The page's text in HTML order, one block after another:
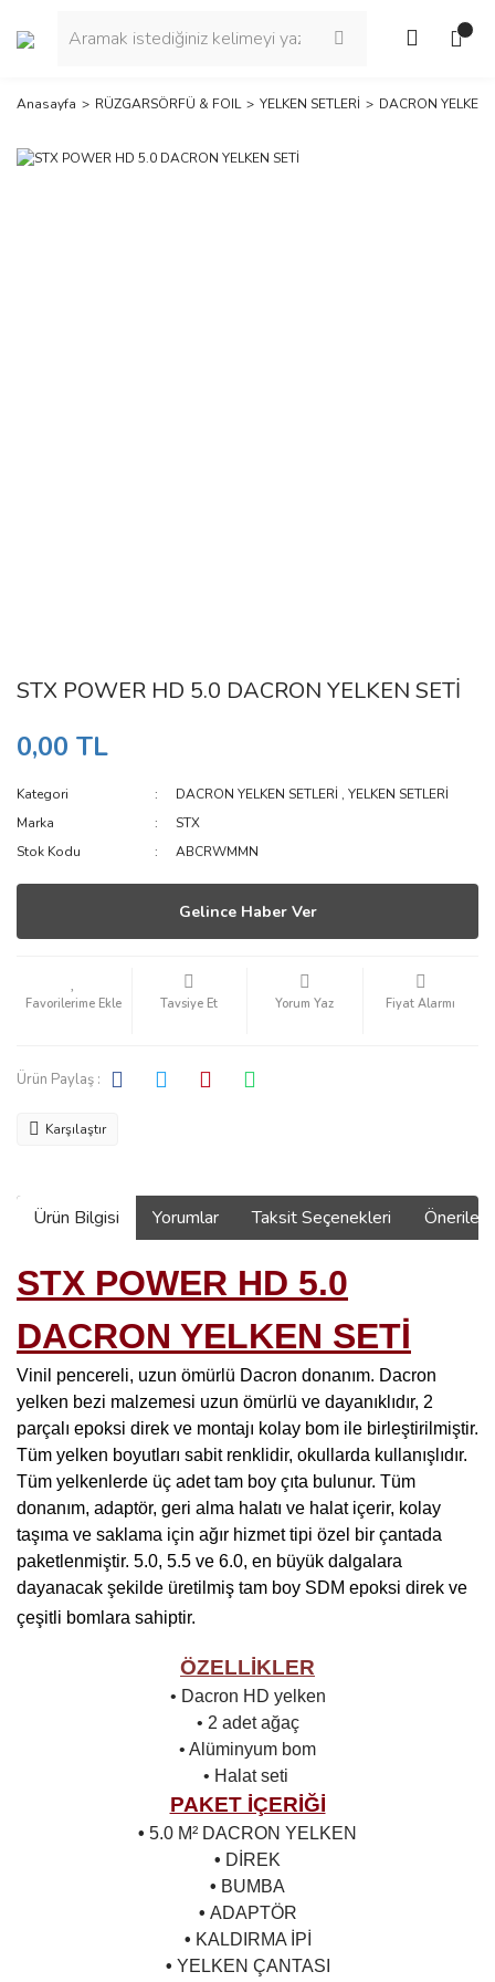
Anasayfa RÜZGARSÖRFÜ & FOIL YELKEN SETLERİ DACRON YELKEN
STX POWER HD 5.0 DACRON YELKEN SETİ
0,00 TL
Kategori DACRON YELKEN SETLERİ ,YELKEN SETLERİ
Marka
STX
Stok Kodu
ABCRWMMN
Gelince Haber Ver
Tavsiye Et Yorum Yaz Fiyat Alarmı
Ürün Paylaş :
Karşılaştır
Ürün Bilgisi Yorumlar Taksit Seçenekleri
STX POWER HD 5.0
DACRON YELKEN SETİ
Vinil pencereli, uzun ömürlü Dacron donanım. Dacron
yelken bezi malzemesi uzun ömürlü ve dayanıklıdır, 2
parçalı epoksi direk ve montajı kolay bom ile birleştirilmiştir.
Tüm yelken boyutları sabit renklidir, okullarda kullanışlıdır.
Tüm yelkenlerde üç adet tam boy çıta bulunur. Tüm
donanım, adaptör, geri alma halatı ve halat içerir, kolay
taşıma ve saklama için ağır hizmet tipi özel bir çantada
paketlenmiştir. 5.0, 5.5 ve 6.0, en büyük dalgalara
dayanacak şekilde üretilmiş tam boy SDM epoksi direk ve
çeşitli bomlara sahiptir.
ÖZELLİKLER
• Dacron HD yelken
• 2 adet ağaç
• Alüminyum bom
• Halat seti
PAKET İÇERİĞİ
• 5.0 M² DACRON YELKEN
• DİREK
• BUMBA
• ADAPTÖR
• KALDIRMA İPİ
• YELKEN ÇANTASI